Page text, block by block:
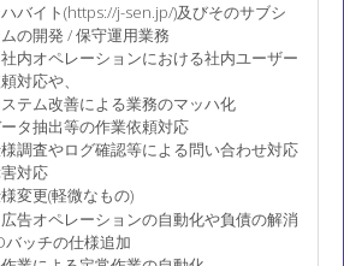
バイト(https://j-sen.jp/)及びそのサブシ
の開発 / 保守運用業務
社内オペレーションにおける社内ユーザー
対応や、
テム改善による業務のマッハ化
ータ抽出等の作業依頼対応
様調査やログ確認等による問い合わせ対応
害対応
様変更(軽微なもの)
広告オペレーションの自動化や負債の解消
バッチの仕様追加